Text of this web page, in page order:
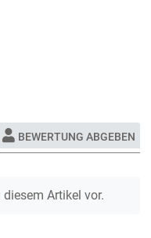
BEWERTUNG ABGEBEN
Artikel vor.